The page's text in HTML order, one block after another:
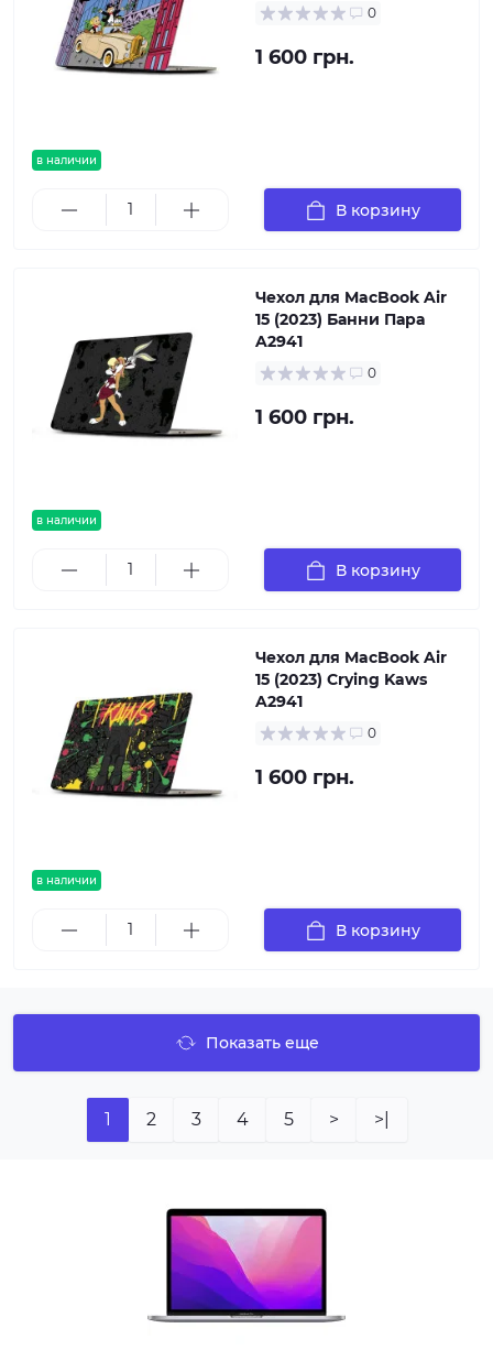
в наличии
0
1 600 грн.
В корзину
в наличии
Чехол для MacBook Air
15 (2023) Банни Пара
A2941
0
1 600 грн.
В корзину
в наличии
Чехол для MacBook Air
15 (2023) Crying Kaws
A2941
0
1 600 грн.
В корзину
Показать еще
1 2 3 4 5 > >|